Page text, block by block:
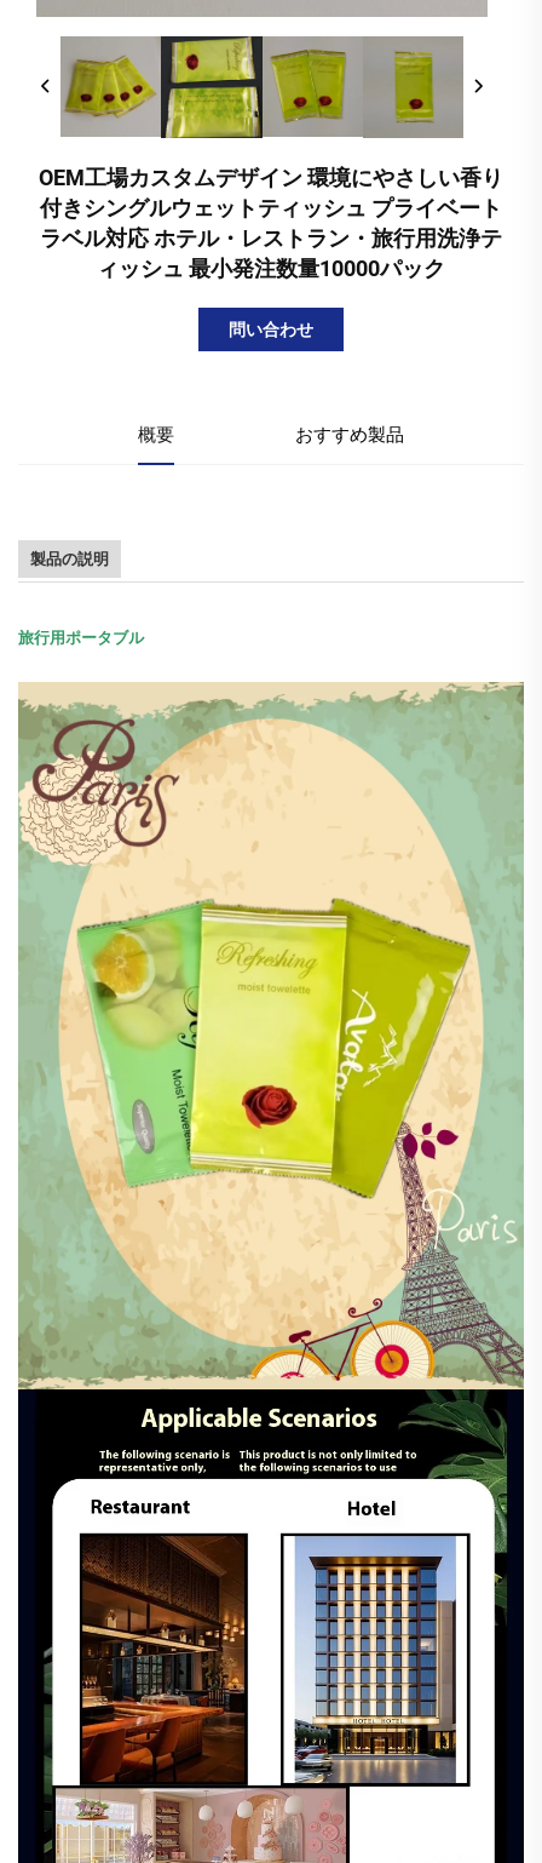
OEM工場カスタムデザイン 環境にやさしい香り
付きシングルウェットティッシュ プライベート
ラベル対応 ホテル・レストラン・旅行用洗浄テ
ィッシュ 最小発注数量10000パック
問い合わせ
概要 おすすめ製品
製品の説明
旅行用ポータブル